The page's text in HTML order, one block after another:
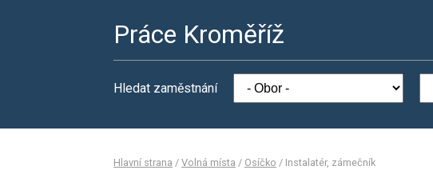
Práce Kroměříž
Hledat zaměstnání
Hlavní strana / Volná místa / Osíčko / Instalatér, zámečník